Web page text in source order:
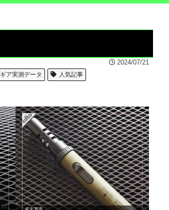
2024/07/21
ア実測データ 人気記事